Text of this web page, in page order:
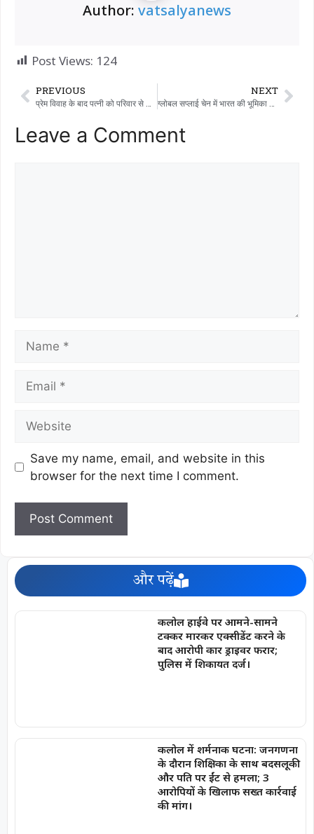
Author: vatsalyanews
Post Views: 124
PREVIOUS NEXT
Leave a Comment
Save my name, email, and website in this
browser for the next time I comment.
और पढ़ें
कलोल हाईवे पर आमने-सामने
टक्कर मारकर एक्सीडेंट करने के
बाद आरोपी कार ड्राइवर फरार;
पुलिस में शिकायत दर्ज।
कलोल में शर्मनाक घटना: जनगणना
के दौरान शिक्षिका के साथ बदसलूकी
और पति पर ईंट से हमला; 3
आरोपियों के खिलाफ सख्त कार्रवाई
की मांग।